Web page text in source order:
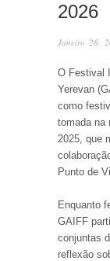
2026
Janeiro 26,
O Festival
Yerevan
como
tomada na
2025, que
Punto de
Enquanto
GAIFF
conjuntas
reflexão